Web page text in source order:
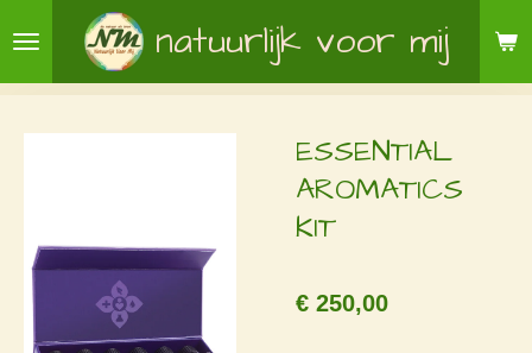
direct
naar
natuurlijk voor mij
ESSENTIAL
AROMATICS
KIT
€ 250,00